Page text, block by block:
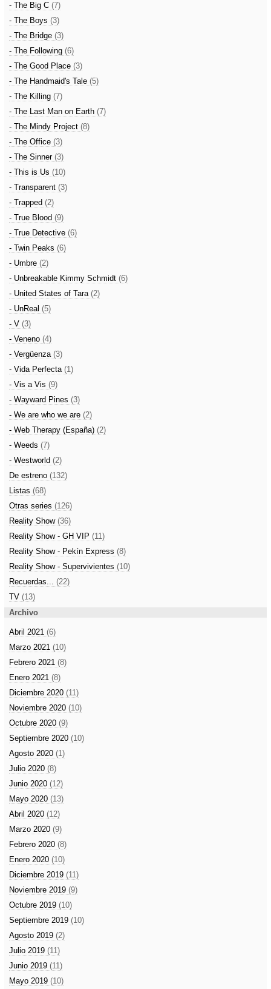
- The Big C (7)
- The Boys (3)
- The Bridge (3)
- The Following (6)
- The Good Place (3)
- The Handmaid's Tale (5)
- The Killing (7)
- The Last Man on Earth (7)
- The Mindy Project (8)
- The Office (3)
- The Sinner (3)
- This is Us (10)
- Transparent (3)
- Trapped (2)
- True Blood (9)
- True Detective (6)
- Twin Peaks (6)
- Umbre (2)
- Unbreakable Kimmy Schmidt (6)
- United States of Tara (2)
- UnReal (5)
- V (3)
- Veneno (4)
- Vergüenza (3)
- Vida Perfecta (1)
- Vis a Vis (9)
- Wayward Pines (3)
- We are who we are (2)
- Web Therapy (España) (2)
- Weeds (7)
- Westworld (2)
De estreno (132)
Listas (68)
Otras series (126)
Reality Show (36)
Reality Show - GH VIP (11)
Reality Show - Pekín Express (8)
Reality Show - Supervivientes (10)
Recuerdas... (22)
TV (13)
Archivo
Abril 2021 (6)
Marzo 2021 (10)
Febrero 2021 (8)
Enero 2021 (8)
Diciembre 2020 (11)
Noviembre 2020 (10)
Octubre 2020 (9)
Septiembre 2020 (10)
Agosto 2020 (1)
Julio 2020 (8)
Junio 2020 (12)
Mayo 2020 (13)
Abril 2020 (12)
Marzo 2020 (9)
Febrero 2020 (8)
Enero 2020 (10)
Diciembre 2019 (11)
Noviembre 2019 (9)
Octubre 2019 (10)
Septiembre 2019 (10)
Agosto 2019 (2)
Julio 2019 (11)
Junio 2019 (11)
Mayo 2019 (10)